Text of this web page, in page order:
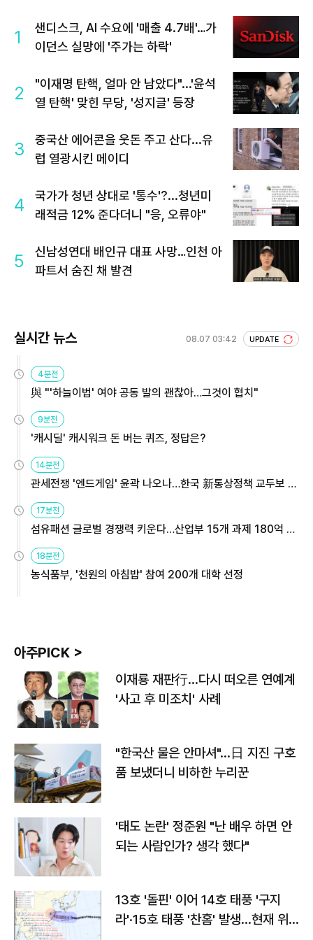
1
샌디스크, AI 수요에 '매출 4.7배'…가
이던스 실망에 '주가는 하락'
2
"이재명 탄핵, 얼마 안 남았다"...'윤석
열 탄핵' 맞힌 무당, '성지글' 등장
3
중국산 에어콘을 웃돈 주고 산다...유
럽 열광시킨 메이디
4
국가가 청년 상대로 '통수'?...청년미
래적금 12% 준다더니 "응, 오류야"
5
신남성연대 배인규 대표 사망…인천 아
파트서 숨진 채 발견
실시간 뉴스 08.07 03:42 UPDATE
4분전
與 "'하늘이법' 여야 공동 발의 괜찮아…그것이 협치"
9분전
'캐시딜' 캐시워크 돈 버는 퀴즈, 정답은?
14분전
관세전쟁 '엔드게임' 윤곽 나오나…한국 新통상정책 교두보 활
용해야
17분전
섬유패션 글로벌 경쟁력 키운다…산업부 15개 과제 180억 지
원
18분전
농식품부, '천원의 아침밥' 참여 200개 대학 선정
아주PICK >
이재룡 재판行…다시 떠오른 연예계
'사고 후 미조치' 사례
"한국산 물은 안마셔"…日 지진 구호
품 보냈더니 비하한 누리꾼
'태도 논란' 정준원 "난 배우 하면 안
되는 사람인가? 생각 했다"
13호 '돌핀' 이어 14호 태풍 '구지
라'·15호 태풍 '찬홈' 발생…현재 위